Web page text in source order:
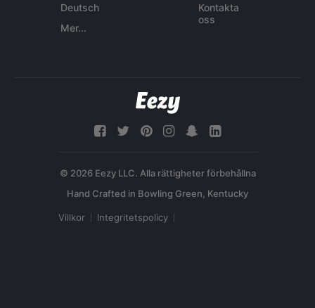
Deutsch
Mer...
Kontakta
oss
© 2026 Eezy LLC. Alla rättigheter förbehållna
Villkor Integritetspolicy